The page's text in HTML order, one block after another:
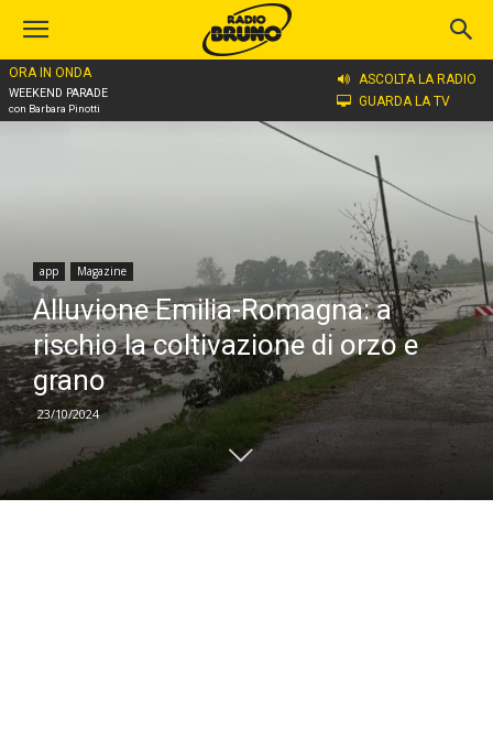
ORA IN ONDA
WEEKEND PARADE
con Barbara Pinotti
ASCOLTA LA RADIO
GUARDA LA TV
Home
app Magazine
Alluvione Emilia-Romagna: a
rischio la coltivazione di orzo e
grano
23/10/2024